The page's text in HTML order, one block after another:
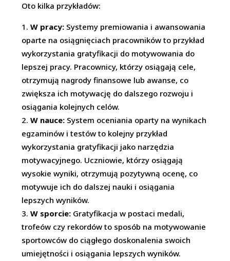
Oto kilka przykładów:
W pracy: Systemy premiowania i awansowania
oparte na osiągnięciach pracowników to przykład
wykorzystania gratyfikacji do motywowania do
lepszej pracy. Pracownicy, którzy osiągają cele,
otrzymują nagrody finansowe lub awanse, co
zwiększa ich motywację do dalszego rozwoju i
osiągania kolejnych celów.
W nauce: System oceniania oparty na wynikach
egzaminów i testów to kolejny przykład
wykorzystania gratyfikacji jako narzędzia
motywacyjnego. Uczniowie, którzy osiągają
wysokie wyniki, otrzymują pozytywną ocenę, co
motywuje ich do dalszej nauki i osiągania
lepszych wyników.
W sporcie: Gratyfikacja w postaci medali,
trofeów czy rekordów to sposób na motywowanie
sportowców do ciągłego doskonalenia swoich
umiejętności i osiągania lepszych wyników.